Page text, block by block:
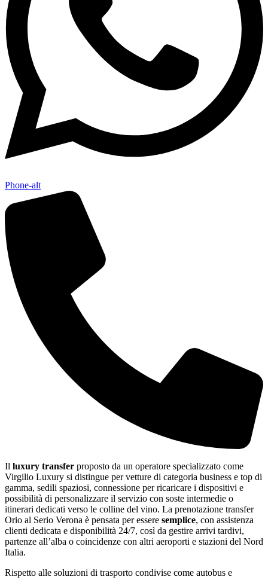
Phone-alt
Il luxury transfer proposto da un operatore specializzato come
Virgilio Luxury si distingue per vetture di categoria business e top di
gamma, sedili spaziosi, connessione per ricaricare i dispositivi e
possibilità di personalizzare il servizio con soste intermedie o
itinerari dedicati verso le colline del vino. La prenotazione transfer
Orio al Serio Verona è pensata per essere semplice, con assistenza
clienti dedicata e disponibilità 24/7, così da gestire arrivi tardivi,
partenze all’alba o coincidenze con altri aeroporti e stazioni del Nord
Italia.
Rispetto alle soluzioni di trasporto condivise come autobus e